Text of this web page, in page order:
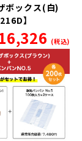
ボックス(白)
】
(税込)